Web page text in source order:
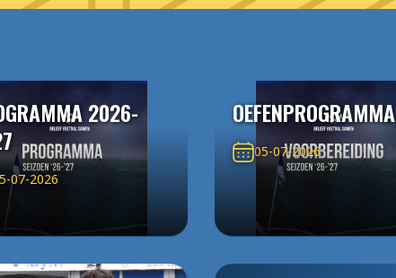
2026-
07-2026
OEFENPROGRAMMA
05-07-2026